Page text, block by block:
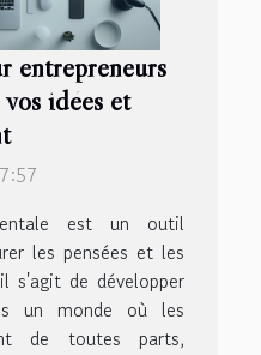
entrepreneurs
idées et
est un outil
les pensées et les
s'agit de développer
un monde où les
de toutes parts,